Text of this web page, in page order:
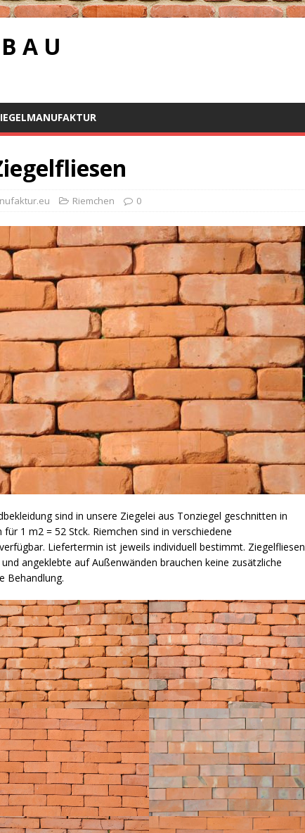
A U
Riemchen 0
sind in unsere Ziegelei aus Tonziegel geschnitten in
1 m2 = 52 Stck. Riemchen sind in verschiedene
Liefertermin ist jeweils individuell bestimmt. Ziegelfliesen
angeklebte auf Außenwänden brauchen keine zusätzliche
Behandlung.